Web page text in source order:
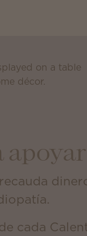
apoyar
cada